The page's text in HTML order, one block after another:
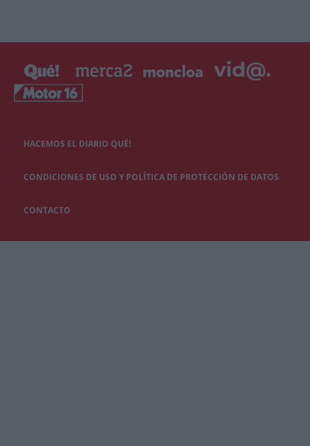
HACEMOS EL DIARIO QUÉ!
CONDICIONES DE USO Y POLÍTICA DE PROTECCIÓN DE DATOS
CONTACTO